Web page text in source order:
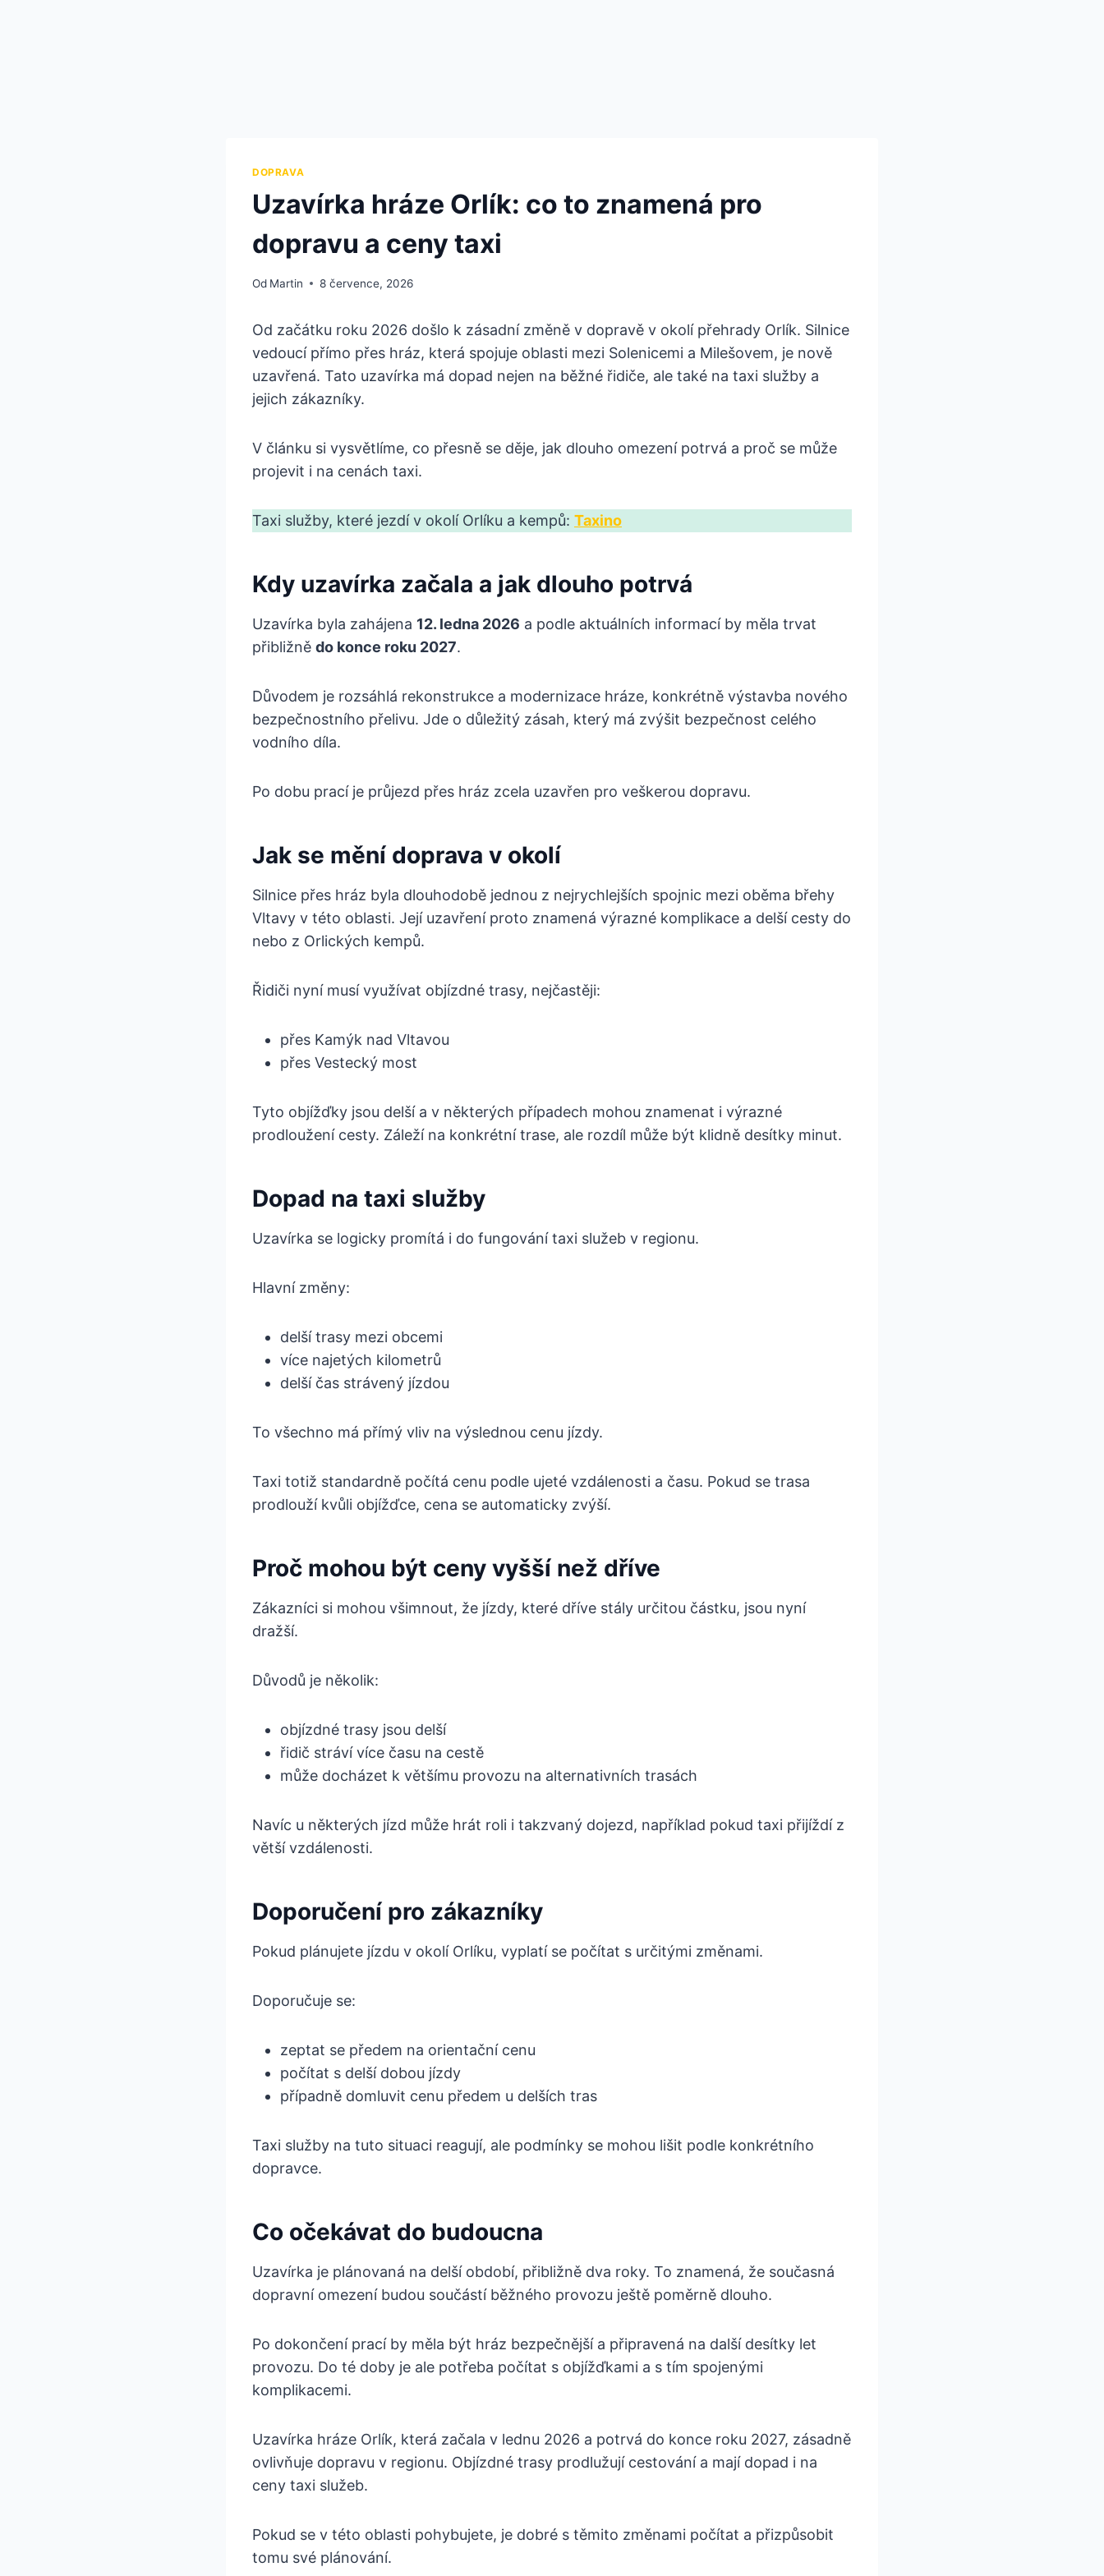
DOPRAVA
Uzavírka hráze Orlík: co to znamená pro
dopravu a ceny taxi
Od Martin 8 července, 2026
Od začátku roku 2026 došlo k zásadní změně v dopravě v okolí přehrady Orlík. Silnice
vedoucí přímo přes hráz, která spojuje oblasti mezi Solenicemi a Milešovem, je nově
uzavřená. Tato uzavírka má dopad nejen na běžné řidiče, ale také na taxi služby a
jejich zákazníky.
V článku si vysvětlíme, co přesně se děje, jak dlouho omezení potrvá a proč se může
projevit i na cenách taxi.
Taxi služby, které jezdí v okolí Orlíku a kempů: Taxino
Kdy uzavírka začala a jak dlouho potrvá
Uzavírka byla zahájena 12. ledna 2026 a podle aktuálních informací by měla trvat
přibližně do konce roku 2027.
Důvodem je rozsáhlá rekonstrukce a modernizace hráze, konkrétně výstavba nového
bezpečnostního přelivu. Jde o důležitý zásah, který má zvýšit bezpečnost celého
vodního díla.
Po dobu prací je průjezd přes hráz zcela uzavřen pro veškerou dopravu.
Jak se mění doprava v okolí
Silnice přes hráz byla dlouhodobě jednou z nejrychlejších spojnic mezi oběma břehy
Vltavy v této oblasti. Její uzavření proto znamená výrazné komplikace a delší cesty do
nebo z Orlických kempů.
Řidiči nyní musí využívat objízdné trasy, nejčastěji:
přes Kamýk nad Vltavou
přes Vestecký most
Tyto objížďky jsou delší a v některých případech mohou znamenat i výrazné
prodloužení cesty. Záleží na konkrétní trase, ale rozdíl může být klidně desítky minut.
Dopad na taxi služby
Uzavírka se logicky promítá i do fungování taxi služeb v regionu.
Hlavní změny:
delší trasy mezi obcemi
více najetých kilometrů
delší čas strávený jízdou
To všechno má přímý vliv na výslednou cenu jízdy.
Taxi totiž standardně počítá cenu podle ujeté vzdálenosti a času. Pokud se trasa
prodlouží kvůli objížďce, cena se automaticky zvýší.
Proč mohou být ceny vyšší než dříve
Zákazníci si mohou všimnout, že jízdy, které dříve stály určitou částku, jsou nyní
dražší.
Důvodů je několik:
objízdné trasy jsou delší
řidič stráví více času na cestě
může docházet k většímu provozu na alternativních trasách
Navíc u některých jízd může hrát roli i takzvaný dojezd, například pokud taxi přijíždí z
větší vzdálenosti.
Doporučení pro zákazníky
Pokud plánujete jízdu v okolí Orlíku, vyplatí se počítat s určitými změnami.
Doporučuje se:
zeptat se předem na orientační cenu
počítat s delší dobou jízdy
případně domluvit cenu předem u delších tras
Taxi služby na tuto situaci reagují, ale podmínky se mohou lišit podle konkrétního
dopravce.
Co očekávat do budoucna
Uzavírka je plánovaná na delší období, přibližně dva roky. To znamená, že současná
dopravní omezení budou součástí běžného provozu ještě poměrně dlouho.
Po dokončení prací by měla být hráz bezpečnější a připravená na další desítky let
provozu. Do té doby je ale potřeba počítat s objížďkami a s tím spojenými
komplikacemi.
Uzavírka hráze Orlík, která začala v lednu 2026 a potrvá do konce roku 2027, zásadně
ovlivňuje dopravu v regionu. Objízdné trasy prodlužují cestování a mají dopad i na
ceny taxi služeb.
Pokud se v této oblasti pohybujete, je dobré s těmito změnami počítat a přizpůsobit
tomu své plánování.